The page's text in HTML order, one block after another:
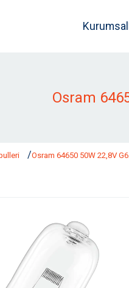
Kurumsal
Osram
Osram 64650 50W 22,8V